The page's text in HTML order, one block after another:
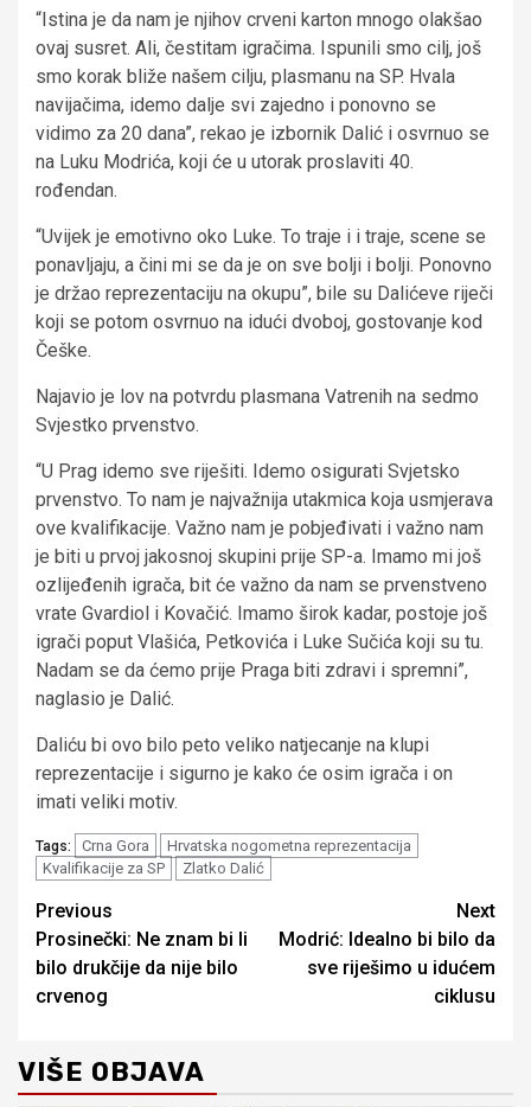
“Istina je da nam je njihov crveni karton mnogo olakšao
ovaj susret. Ali, čestitam igračima. Ispunili smo cilj, još
smo korak bliže našem cilju, plasmanu na SP. Hvala
navijačima, idemo dalje svi zajedno i ponovno se
vidimo za 20 dana”, rekao je izbornik Dalić i osvrnuo se
na Luku Modrića, koji će u utorak proslaviti 40.
rođendan.
“Uvijek je emotivno oko Luke. To traje i i traje, scene se
ponavljaju, a čini mi se da je on sve bolji i bolji. Ponovno
je držao reprezentaciju na okupu”, bile su Dalićeve riječi
koji se potom osvrnuo na idući dvoboj, gostovanje kod
Češke.
Najavio je lov na potvrdu plasmana Vatrenih na sedmo
Svjestko prvenstvo.
“U Prag idemo sve riješiti. Idemo osigurati Svjetsko
prvenstvo. To nam je najvažnija utakmica koja usmjerava
ove kvalifikacije. Važno nam je pobjeđivati i važno nam
je biti u prvoj jakosnoj skupini prije SP-a. Imamo mi još
ozlijeđenih igrača, bit će važno da nam se prvenstveno
vrate Gvardiol i Kovačić. Imamo širok kadar, postoje još
igrači poput Vlašića, Petkovića i Luke Sučića koji su tu.
Nadam se da ćemo prije Praga biti zdravi i spremni”,
naglasio je Dalić.
Daliću bi ovo bilo peto veliko natjecanje na klupi
reprezentacije i sigurno je kako će osim igrača i on
imati veliki motiv.
Tags: Crna Gora
Hrvatska nogometna reprezentacija
Kvalifikacije za SP
Zlatko Dalić
Continue
Reading
Previous
Prosinečki: Ne znam bi li
bilo drukčije da nije bilo
crvenog
Next
Modrić: Idealno bi bilo da
sve riješimo u idućem
ciklusu
VIŠE OBJAVA